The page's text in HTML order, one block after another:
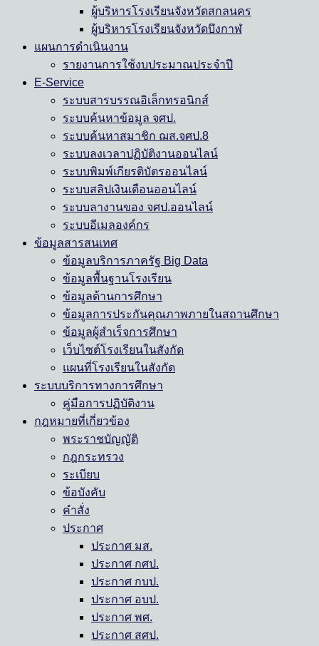
ผู้บริหารโรงเรียนจังหวัดสกลนคร
ผู้บริหารโรงเรียนจังหวัดบึงกาฬ
แผนการดำเนินงาน
รายงานการใช้งบประมาณประจำปี
E-Service
ระบบสารบรรณอิเล็กทรอนิกส์
ระบบค้นหาข้อมูล จศป.
ระบบค้นหาสมาชิก ฌส.จศป.8
ระบบลงเวลาปฏิบัติงานออนไลน์
ระบบพิมพ์เกียรติบัตรออนไลน์
ระบบสลิปเงินเดือนออนไลน์
ระบบลางานของ จศป.ออนไลน์
ระบบอีเมลองค์กร
ข้อมูลสารสนเทศ
ข้อมูลบริการภาครัฐ Big Data
ข้อมูลพื้นฐานโรงเรียน
ข้อมูลด้านการศึกษา
ข้อมูลการประกันคุณภาพภายในสถานศึกษา
ข้อมูลผู้สำเร็จการศึกษา
เว็บไซต์โรงเรียนในสังกัด
แผนที่โรงเรียนในสังกัด
ระบบบริการทางการศึกษา
คู่มือการปฏิบัติงาน
กฎหมายที่เกี่ยวข้อง
พระราชบัญญัติ
กฎกระทรวง
ระเบียบ
ข้อบังคับ
คำสั่ง
ประกาศ
ประกาศ มส.
ประกาศ กศป.
ประกาศ กบป.
ประกาศ อบป.
ประกาศ พศ.
ประกาศ สศป.